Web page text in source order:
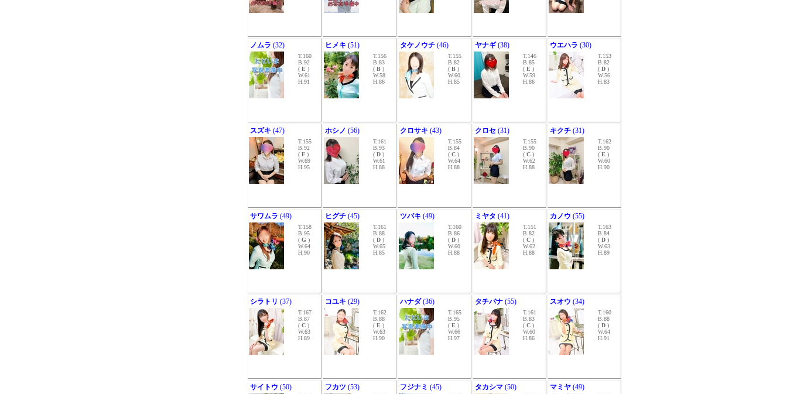
ノムラ (32)
T.160
B.92
( E )
W.61
H.91
ヒメキ (51)
T.156
B.83
( B )
W.58
H.86
タケノウチ (46)
T.155
B.82
( B )
W.60
H.85
ヤナギ(38)
T.146
B.85
( E )
W.59
H.86
ウエハラ (30)
T.153
B.82
( D )
W.56
H.83
スズキ (47)
T.155
B.92
( F )
W.69
H.95
ホシノ (56)
T.161
B.93
( D )
W.61
H.88
クロサキ (43)
T.155
B.84
( C )
W.64
H.88
クロセ (31)
T.155
B.90
( C )
W.62
H.88
キクチ (31)
T.162
B.90
( E )
W.60
H.90
サワムラ (49)
T.158
B.95
( G )
W.64
H.90
ヒグチ (45)
T.161
B.88
( D )
W.65
H.85
ツバキ (49)
T.160
B.86
( D )
W.60
H.88
ミヤタ (41)
T.151
B.82
( C )
W.62
H.88
カノウ (55)
T.163
B.84
( D )
W.63
H.89
シラトリ (37)
T.167
B.87
( C )
W.63
H.89
コユキ (29)
T.162
B.88
( E )
W.63
H.90
ハナダ(36)
T.165
B.95
( E )
W.66
H.97
タチバナ (55)
T.161
B.83
( C )
W.60
H.86
スオウ (34)
T.160
B.88
( D )
W.64
H.91
サイトウ (50) フカツ (53) フジナミ (45) タカシマ (50) マミヤ (49)